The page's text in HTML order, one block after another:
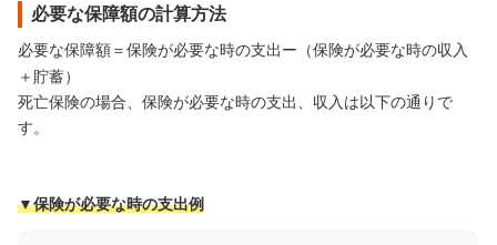
必要な保障額の計算方法
必要な保障額＝保険が必要な時の支出ー（保険が必要な時の収入
＋貯蓄）
死亡保険の場合、保険が必要な時の支出、収入は以下の通りで
す。
▼保険が必要な時の支出例